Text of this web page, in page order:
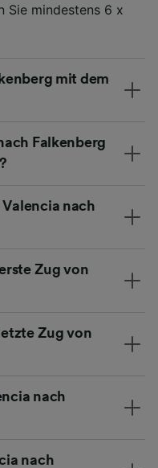
Sie mindestens 6 x
mit dem
Falkenberg
nach
Zug von
Zug von
nach
nach